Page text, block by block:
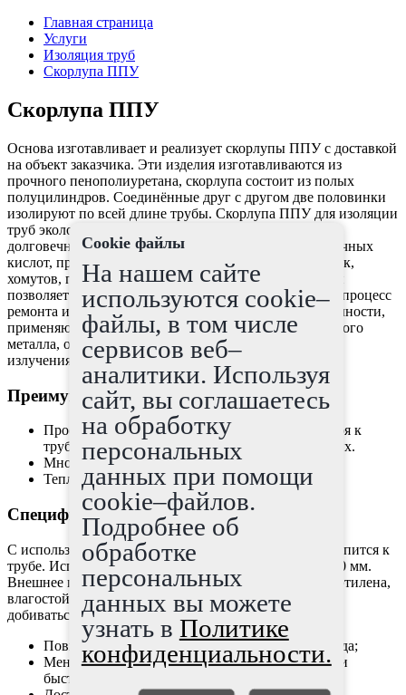
Главная страница
Услуги
Изоляция труб
Скорлупа ППУ
Скорлупа ППУ
Основа изготавливает и реализует скорлупы ППУ с доставкой
на объект заказчика. Эти изделия изготавливаются из
прочного пенополиуретана, скорлупа состоит из полых
полуцилиндров. Соединённые друг с другом две половинки
изолируют по всей длине трубы. Скорлупа ППУ для изоляции
труб экологически чистый продукт, с большой
долговечностью, не поддается влиянию налету, различных
кислот, прикрепляется к трубе с помощью лент, стяжек,
хомутов, проволоки. Технология крепления скорлупы
позволяет использовать ее много раз, что удешевляет процесс
ремонта и демонтажа. Поверх скорлупы, для долговечности,
применяют покрытия из стеклопластика, оцинкованного
металла, они защищают от давления, от солнечного
излучения, механических нарушений.
Преимущества скорлупы ППУ:
Простота сборки, крепление изоляционного слоя к
трубе не требует высокой квалификации рабочих.
Многоразовое использование.
Теплопроводность ниже других изоляций.
Специфика ППУ скорлупы:
С использованием скоб, стяжек, ленты, герметика крепится к
трубе. Используется на трубе диаметром от 42 до 1620 мм.
Внешнее покрытие производят из стеклоткани, полиэтилена,
влагостойкой бумаги, фольги и др. Они, позволяют
добиваться положительного результата:
Повышения времени эксплуатации трубопровода;
Меньшие издержки на сервис системы, легкий и
быстрый демонтаж;
Cookie файлы
На нашем сайте
используются cookie–
файлы, в том числе
сервисов веб–
аналитики. Используя
сайт, вы соглашаетесь
на обработку
персональных
данных при помощи
cookie–файлов.
Подробнее об
обработке
персональных
данных вы можете
узнать в Политике
конфиденциальности.